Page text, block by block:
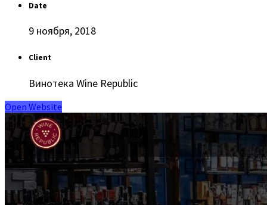
Date
9 ноября, 2018
Client
Винотека Wine Republic
Open Website